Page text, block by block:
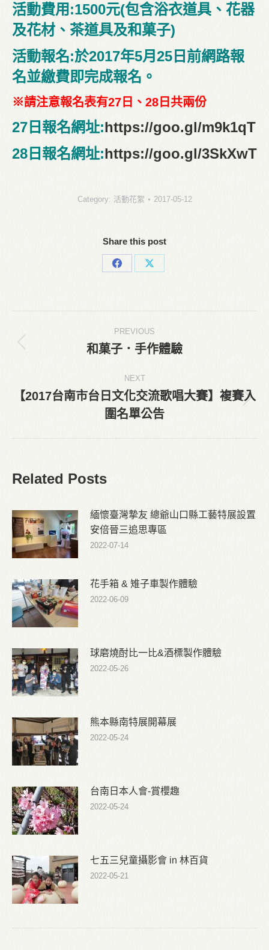
活動費用:1500元(包含浴衣道具、花器
及花材、茶道具及和菓子)
活動報名:於2017年5月25日前網路報
名並繳費即完成報名。
※請注意報名表有27日、28日共兩份
27日報名網址:https://goo.gl/m9k1qT
28日報名網址:https://goo.gl/3SkXwT
Category: 活動花絮 2017-05-12
Share this post
Share
Share
navigation
PREVIOUS
Previous
和菓子．手作體驗
NEXT
Next
post:
【2017台南市台日文化交流歌唱大賽】複賽入
圍名單公告
Related Posts
緬懷臺灣摯友 總爺山口縣工藝特展設置
安倍晉三追思專區
2022-07-14
花手箱 & 雉子車製作體驗
2022-06-09
球磨燒酎比一比&酒標製作體驗
2022-05-26
熊本縣南特展開幕展
2022-05-24
台南日本人會-賞櫻趣
2022-05-24
七五三兒童攝影會 in 林百貨
2022-05-21